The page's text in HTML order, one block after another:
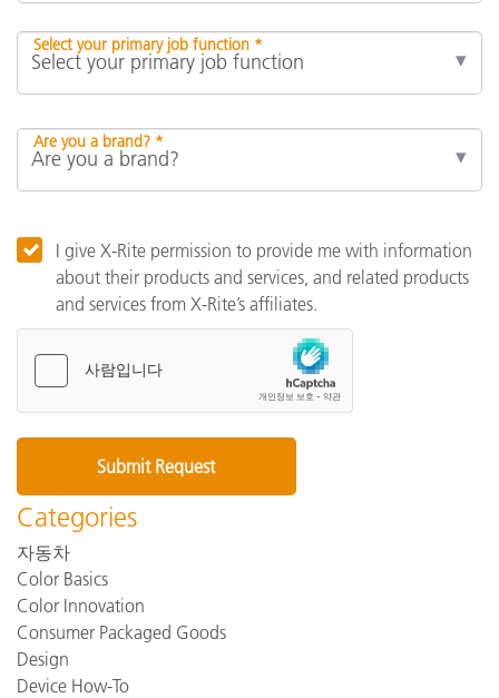
Select your primary job function *
Are you a brand? *
I give X-Rite permission to provide me with information
about their products and services, and related products
and services from X-Rite’s affiliates.
Categories
자동차
Color Basics
Color Innovation
Consumer Packaged Goods
Design
Device How-To